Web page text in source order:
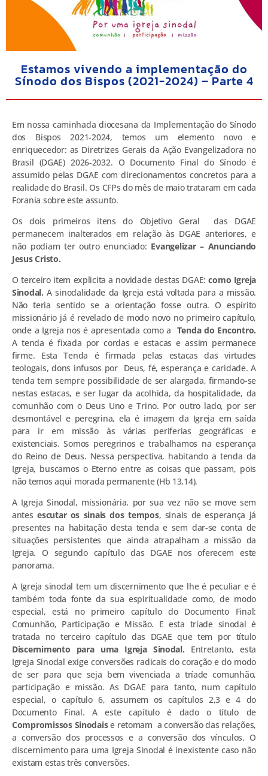
Estamos vivendo a implementação do
Sínodo dos Bispos (2021-2024) – Parte 4
Em nossa caminhada diocesana da Implementação do Sínodo
dos Bispos 2021-2024, temos um elemento novo e
enriquecedor: as Diretrizes Gerais da Ação Evangelizadora no
Brasil (DGAE) 2026-2032. O Documento Final do Sínodo é
assumido pelas DGAE com direcionamentos concretos para a
realidade do Brasil. Os CFPs do mês de maio trataram em cada
Forania sobre este assunto.
Os dois primeiros itens do Objetivo Geral das DGAE
permanecem inalterados em relação às DGAE anteriores, e
não podiam ter outro enunciado: Evangelizar – Anunciando
Jesus Cristo.
O terceiro item explicita a novidade destas DGAE:como Igreja
Sinodal. A sinodalidade da Igreja está voltada para a missão.
Não teria sentido se a orientação fosse outra. O espírito
missionário já é revelado de modo novo no primeiro capítulo,
onde a Igreja nos é apresentada como a Tenda do Encontro.
A tenda é fixada por cordas e estacas e assim permanece
firme. Esta Tenda é firmada pelas estacas das virtudes
teologais, dons infusos por Deus, fé, esperança e caridade. A
tenda tem sempre possibilidade de ser alargada, firmando-se
nestas estacas, e ser lugar da acolhida, da hospitalidade, da
comunhão com o Deus Uno e Trino. Por outro lado, por ser
desmontável e peregrina, ela é imagem da Igreja em saída
para ir em missão às várias periferias geográficas e
existenciais. Somos peregrinos e trabalhamos na esperança
do Reino de Deus. Nessa perspectiva, habitando a tenda da
Igreja, buscamos o Eterno entre as coisas que passam, pois
não temos aqui morada permanente (Hb 13,14).
A Igreja Sinodal, missionária, por sua vez não se move sem
antesescutar os sinais dos tempos, sinais de esperança já
presentes na habitação desta tenda e sem dar-se conta de
situações persistentes que ainda atrapalham a missão da
Igreja. O segundo capítulo das DGAE nos oferecem este
panorama.
A Igreja sinodal tem um discernimento que lhe é peculiar e é
também toda fonte da sua espiritualidade como, de modo
especial, está no primeiro capítulo do Documento Final:
Comunhão, Participação e Missão. E esta tríade sinodal é
tratada no terceiro capítulo das DGAE que tem por título
Discernimento para uma Igreja Sinodal. Entretanto, esta
Igreja Sinodal exige conversões radicais do coração e do modo
de ser para que seja bem vivenciada a tríade comunhão,
participação e missão. As DGAE para tanto, num capítulo
especial, o capítulo 6, assumem os capítulos 2,3 e 4 do
Documento Final. A este capítulo é dado o título de
Compromissos Sinodaise retomam a conversão das relações,
a conversão dos processos e a conversão dos vínculos. O
discernimento para uma Igreja Sinodal é inexistente caso não
existam estas três conversões.